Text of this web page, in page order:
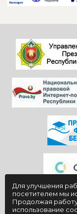
видишь, КАК
Здоровья и
всем!
Для улучшения
посетителем мы
Продолжая
использование